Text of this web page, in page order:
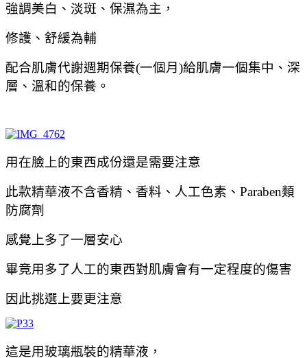
強調美白、淡斑、保濕為主，
修護、舒緩為輔
配合肌膚代謝週期保養(一個月)給肌膚一個集中、深
層、溫和的保養。
用在臉上的東西成份還是需要注意
此款精華液不含香精、香料、人工色素、Paraben類
防腐劑
感覺上多了一層安心
畢竟用多了人工的東西對肌膚會有一定程度的傷害
因此挑選上要更注意
這是用玻璃瓶裝的精華液，